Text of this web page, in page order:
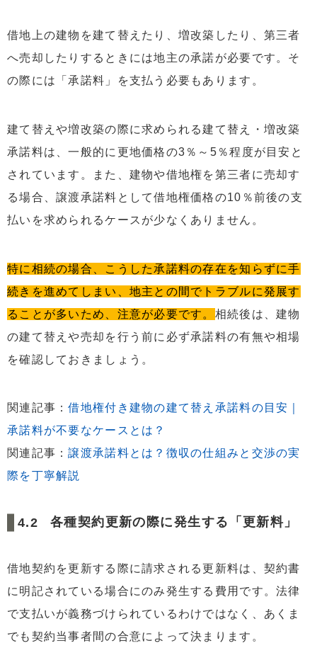
借地上の建物を建て替えたり、増改築したり、第三者
へ売却したりするときには地主の承諾が必要です。そ
の際には「承諾料」を支払う必要もあります。
建て替えや増改築の際に求められる建て替え・増改築
承諾料は、一般的に更地価格の3％～5％程度が目安と
されています。また、建物や借地権を第三者に売却す
る場合、譲渡承諾料として借地権価格の10％前後の支
払いを求められるケースが少なくありません。
特に相続の場合、こうした承諾料の存在を知らずに手
続きを進めてしまい、地主との間でトラブルに発展す
ることが多いため、注意が必要です。 相続後は、建物
の建て替えや売却を行う前に必ず承諾料の有無や相場
を確認しておきましょう。
関連記事：借地権付き建物の建て替え承諾料の目安｜
承諾料が不要なケースとは？
関連記事：譲渡承諾料とは？徴収の仕組みと交渉の実
際を丁寧解説
各種契約更新の際に発生する「更新料」
借地契約を更新する際に請求される更新料は、契約書
に明記されている場合にのみ発生する費用です。法律
で支払いが義務づけられているわけではなく、あくま
でも契約当事者間の合意によって決まります。